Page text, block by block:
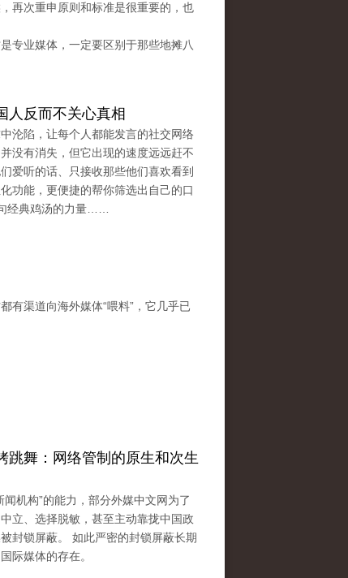
再次重申原则和标准是很重要的，也
专业媒体，一定要区别于那些地摊八
人反而不关心真相
沦陷，让每个人都能发言的社交网络
没有消失，但它出现的速度远远赶不
爱听的话、只接收那些他们喜欢看到
功能，更便捷的帮你筛选出自己的口
经典鸡汤的力量……
有渠道向海外媒体“喂料”，它几乎已
跳舞：网络管制的原生和次生
机构”的能力，部分外媒中文网为了
立、选择脱敏，甚至主动靠拢中国政
封锁屏蔽。 如此严密的封锁屏蔽长期
际媒体的存在。